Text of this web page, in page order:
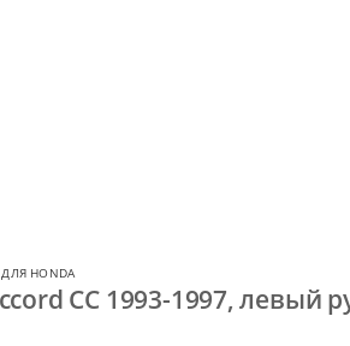
HONDA
CC 1993-1997, левый